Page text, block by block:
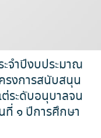
จำปีงบประมาณ
รงการสนับสนุน
ระดับอนุบาลจน
ที่ ๑ ปีการศึกษา